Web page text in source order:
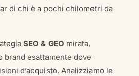
di chi è a pochi chilometri da
SEO & GEO mirata,
brand esattamente dove
d’acquisto. Analizziamo le